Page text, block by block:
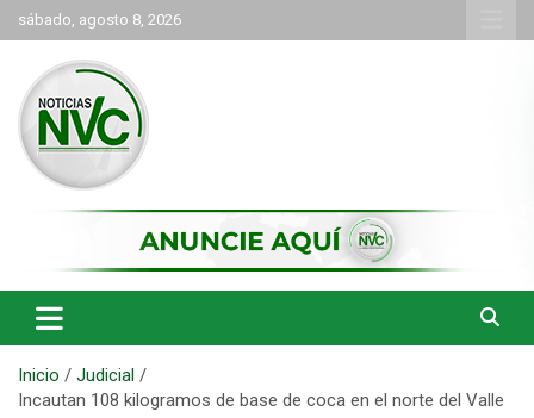
Saltar
al
contenido
sábado, agosto 8, 2026
NVC Noticias
Inicio
Judicial
Incautan 108 kilogramos de base de coca en el norte del Valle